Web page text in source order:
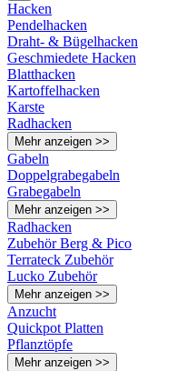
Hacken
Pendelhacken
Draht- & Bügelhacken
Geschmiedete Hacken
Blatthacken
Kartoffelhacken
Karste
Radhacken
Mehr anzeigen >>
Gabeln
Doppelgrabegabeln
Grabegabeln
Mehr anzeigen >>
Radhacken
Zubehör Berg & Pico
Terrateck Zubehör
Lucko Zubehör
Mehr anzeigen >>
Anzucht
Quickpot Platten
Pflanztöpfe
Mehr anzeigen >>